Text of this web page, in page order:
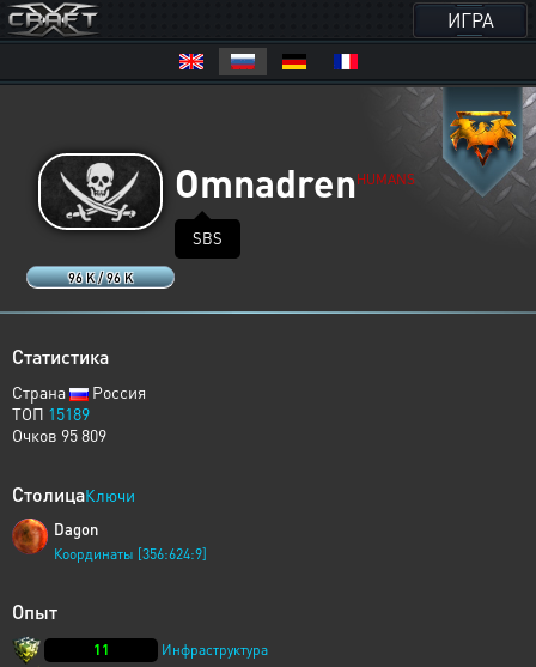
ИГРА
96 K / 96 K
OmnadrenHUMANS
SBS
Статистика
Страна
Россия
ТОП 15189
Очков 95 809
СтолицаКлючи
Dagon
Координаты [356:624:9]
Опыт
11
Инфраструктура